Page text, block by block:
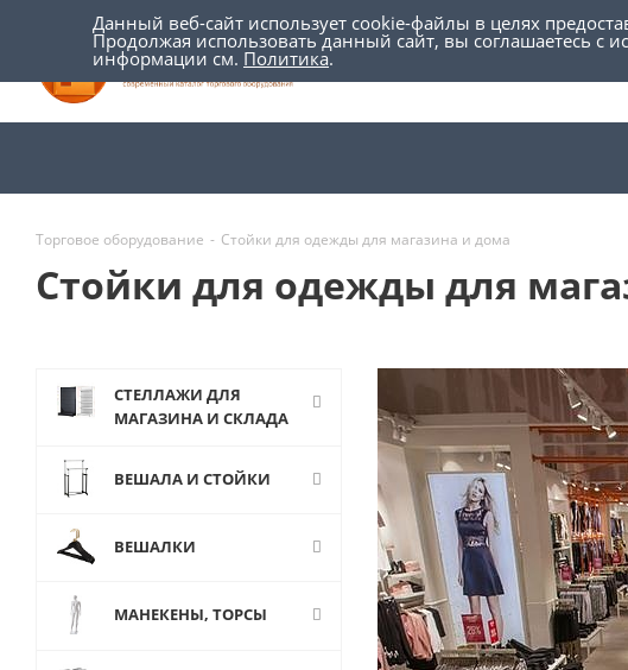
Торговое оборудование - Стойки для одежды для магазина и дома
Стойки для одежды для
СТЕЛЛАЖИ ДЛЯ
МАГАЗИНА И СКЛАДА
ВЕШАЛА И СТОЙКИ
ВЕШАЛКИ
МАНЕКЕНЫ, ТОРСЫ
Данный веб-сайт использует cookie-файлы в целях
Продолжая использовать данный сайт, вы соглашаетесь
информации см. Политика.